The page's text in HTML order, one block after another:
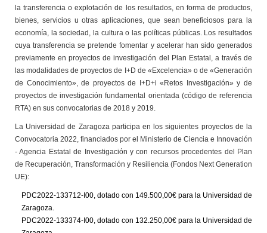
la transferencia o explotación de los resultados, en forma de productos,
bienes, servicios u otras aplicaciones, que sean beneficiosos para la
economía, la sociedad, la cultura o las políticas públicas. Los resultados
cuya transferencia se pretende fomentar y acelerar han sido generados
previamente en proyectos de investigación del Plan Estatal, a través de
las modalidades de proyectos de I+D de «Excelencia» o de «Generación
de Conocimiento», de proyectos de I+D+i «Retos Investigación» y de
proyectos de investigación fundamental orientada (código de referencia
RTA) en sus convocatorias de 2018 y 2019.
La Universidad de Zaragoza participa en los siguientes proyectos de la
Convocatoria 2022, financiados por el Ministerio de Ciencia e Innovación
- Agencia Estatal de Investigación y con recursos procedentes del Plan
de Recuperación, Transformación y Resiliencia (Fondos Next Generation
UE):
PDC2022-133712-I00, dotado con 149.500,00€ para la Universidad de
Zaragoza.
PDC2022-133374-I00, dotado con 132.250,00€ para la Universidad de